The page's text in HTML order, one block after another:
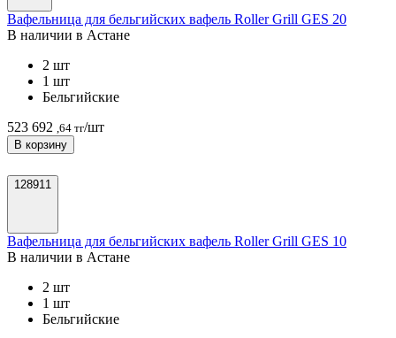
Вафельница для бельгийских вафель Roller Grill GES 20
В наличии в Астанe
2 шт
1 шт
Бельгийские
523 692 ,64 тг/шт
В корзину
128911
Вафельница для бельгийских вафель Roller Grill GES 10
В наличии в Астанe
2 шт
1 шт
Бельгийские